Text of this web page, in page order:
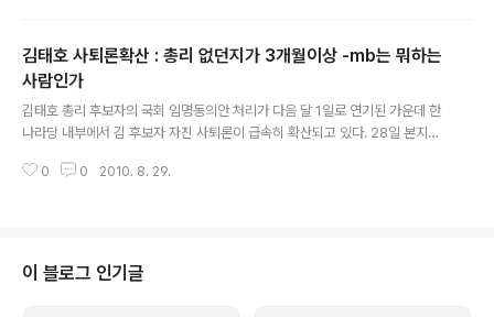
+1’에 해당되는 인사는 임명이 불가하다는 원칙과 명분은 어떤 경우에도 지킬
것”이라고 거듭 강조했다. 박 대표는 “총리 후보자가 자진사퇴하는 것을 봤으면
여기 해당되는 인사들은 국민 여론이 어떻다는 것, 또 어떻게 하는 것이 대통령
을 위..
김태호 사퇴론확산 : 총리 없던지가 3개월이상 -mb는 뭐하는
사람인가
김태호 총리 후보자의 국회 임명동의안 처리가 다음 달 1일로 연기된 가운데 한
나라당 내부에서 김 후보자 자진 사퇴론이 급속히 확산되고 있다. 28일 본지와
자의 자진 사퇴밖에 달리 방도가 없다”는 입장을 밝혔다. 안상수 대표도 “의원
e/629/4416629.html?ctg=1000&cloc=home|showcase|main 청와
대도 의견 수렴에 본격 나섰다. 여권 핵심 관계자는 “이명박..
0 0 2010. 8. 29.
이 블로그 인기글